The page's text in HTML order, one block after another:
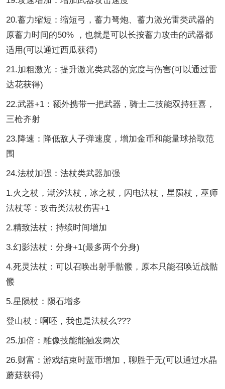
20.蓄力缩短：缩短弓，蓄力弩炮、蓄力激光雷类武器的
原蓄力时间的50% ，也就是可以长按蓄力攻击的武器都
适用(可以通过西瓜获得)
21.加粗激光：提升激光类武器的宽度与伤害(可以通过雷
达花获得)
22.武器+1：额外携带一把武器，骑士二技能双持狂喜，
三枪齐射
23.降速：降低敌人子弹速度，增加金币和能量球拾取范
围
24.法杖加强：法杖类武器加强
1.火之杖，潮汐法杖，冰之杖，闪电法杖，星陨杖，巫师
法杖等：攻击类法杖伤害+1
2.精致法杖：持续时间增加
3.幻影法杖：分身+1(最多两个分身)
4.死灵法杖：可以召唤出射手骷髅，原本只能召唤近战骷
髅
5.星陨杖：陨石增多
登山杖：啊呸，我也是法杖么???
25.加倍：雕像技能能触发两次
26.财富：游戏结束时蓝币增加，聊胜于无(可以通过水晶
蘑菇获得)